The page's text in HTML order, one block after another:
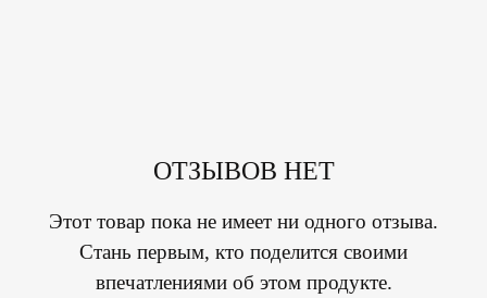
ОТЗЫВОВ НЕТ
Этот товар пока не имеет ни одного отзыва.
Стань первым, кто поделится своими
впечатлениями об этом продукте.